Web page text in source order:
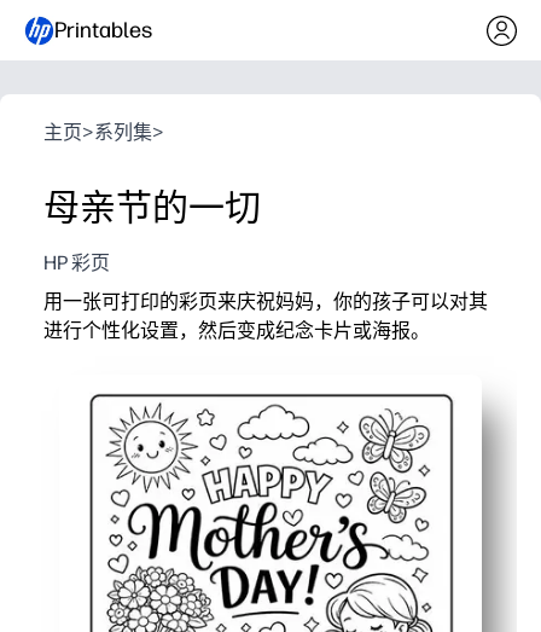
Printables
主页>系列集>
母亲节的一切
HP 彩页
用一张可打印的彩页来庆祝妈妈，你的孩子可以对其
进行个性化设置，然后变成纪念卡片或海报。
用简单的形状和更精细的细节吸引幼儿到青少年
培养精细动作技能和注意力，同时让孩子们创造由衷的
非常适合教室、家中或聚会——作为礼物、挂起来或发送